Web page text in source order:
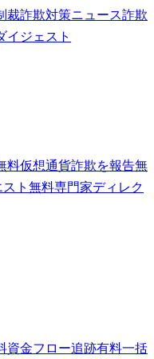
裁詐欺対策ニュース詐欺
イジェスト
料仮想通貨詐欺を報告無
ト 無料専門家ディレク
資金フロー追跡有料一括